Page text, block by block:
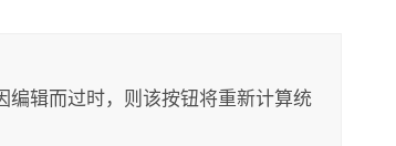
辑而过时，则该按钮将重新计算统